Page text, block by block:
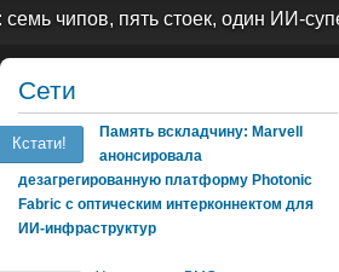
Сети
Кстати!
Память вскладчину: Marvell
анонсировала
дезагрегированную платформу Photonic
Fabric с оптическим интерконнектом для
ИИ-инфраструктур